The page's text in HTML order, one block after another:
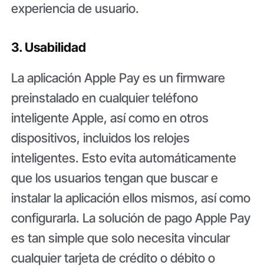
experiencia de usuario.
3. Usabilidad
La aplicación Apple Pay es un firmware
preinstalado en cualquier teléfono
inteligente Apple, así como en otros
dispositivos, incluidos los relojes
inteligentes. Esto evita automáticamente
que los usuarios tengan que buscar e
instalar la aplicación ellos mismos, así como
configurarla. La solución de pago Apple Pay
es tan simple que solo necesita vincular
cualquier tarjeta de crédito o débito o